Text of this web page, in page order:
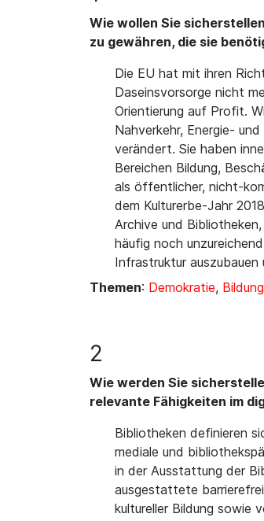
Wie wollen Sie
zu gewähren, die sie
Die EU hat mit ihren
Daseinsvorsorge nicht
Orientierung auf Profit.
Nahverkehr, Energie-
verändert. Sie haben
Bereichen Bildung,
als öffentlicher, nicht-
dem Kulturerbe-Jahr
Archive und
häufig noch
Infrastruktur auszubauen
Themen: Demokratie, Bildung
2
Wie werden Sie
relevante Fähigkeiten im
Bibliotheken definieren
mediale und
in der Ausstattung der
ausgestattete
kultureller Bildung sowie